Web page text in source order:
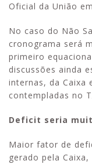
Oficial da União
No caso do Não
cronograma será
primeiro
discussões ainda
internas, da Caixa
contempladas no
Deficit seria
Maior fator de
gerado pela